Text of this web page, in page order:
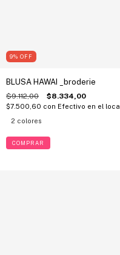
9% OFF
BLUSA HAWAI _broderie
$9.112,00 $8.334,00
$7.500,60 con Efectivo en el local
2 colores
COMPRAR